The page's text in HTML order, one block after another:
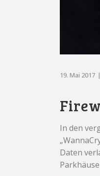
19. Mai 2017
In den
Daten